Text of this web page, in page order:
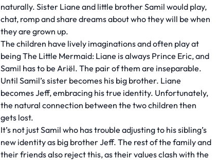
naturally. Sister Liane and little brother Samil would play,
chat, romp and share dreams about who they will be when
they are grown up.
The children have lively imaginations and often play at
being The Little Mermaid: Liane is always Prince Eric, and
Samil has to be Ariël. The pair of them are inseparable.
Until Samil’s sister becomes his big brother. Liane
becomes Jeff, embracing his true identity. Unfortunately,
the natural connection between the two children then
gets lost.
It’s not just Samil who has trouble adjusting to his sibling’s
new identity as big brother Jeff. The rest of the family and
their friends also reject this, as their values clash with the